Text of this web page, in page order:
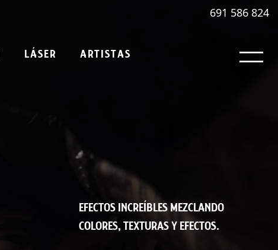
691 586 824
LÁSER ARTISTAS
EFECTOS INCREÍBLES MEZCLANDO
COLORES, TEXTURAS Y EFECTOS.